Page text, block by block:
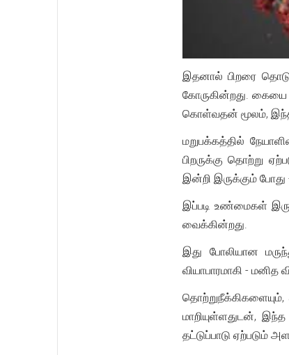
இதனால் பிறரை
கோருகின்றது. கையை
கொள்வதன் மூலம், இந்த
மறுபக்கத்தில்
பிறருக்கு தொற்று
இன்றி இருக்கும்
இப்படி உண்மைகள்
வைக்கின்றது.
இது போலியான
வியாபாரமாகி - மனித
தொற்றுநீக்கிகளையும்,
மாறியுள்ளதுடன்,
தட்டுப்பாடு ஏற்படும்